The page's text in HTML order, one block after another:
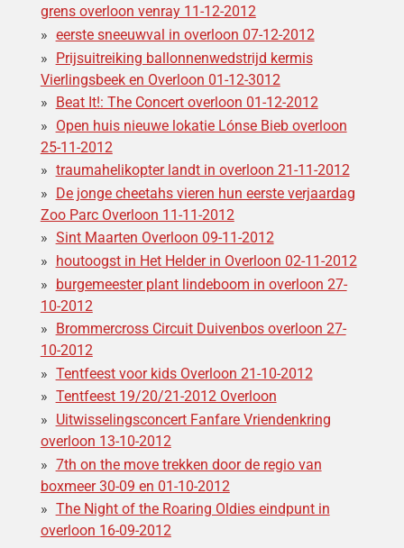
grens overloon venray 11-12-2012
eerste sneeuwval in overloon 07-12-2012
Prijsuitreiking ballonnenwedstrijd kermis
Vierlingsbeek en Overloon 01-12-3012
Beat It!: The Concert overloon 01-12-2012
Open huis nieuwe lokatie Lónse Bieb overloon
25-11-2012
traumahelikopter landt in overloon 21-11-2012
De jonge cheetahs vieren hun eerste verjaardag
Zoo Parc Overloon 11-11-2012
Sint Maarten Overloon 09-11-2012
houtoogst in Het Helder in Overloon 02-11-2012
burgemeester plant lindeboom in overloon 27-
10-2012
Brommercross Circuit Duivenbos overloon 27-
10-2012
Tentfeest voor kids Overloon 21-10-2012
Tentfeest 19/20/21-2012 Overloon
Uitwisselingsconcert Fanfare Vriendenkring
overloon 13-10-2012
7th on the move trekken door de regio van
boxmeer 30-09 en 01-10-2012
The Night of the Roaring Oldies eindpunt in
overloon 16-09-2012